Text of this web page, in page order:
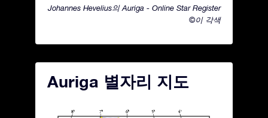
Johannes Hevelius의 Auriga - Online Star Register
©이 각색
Auriga 별자리 지도